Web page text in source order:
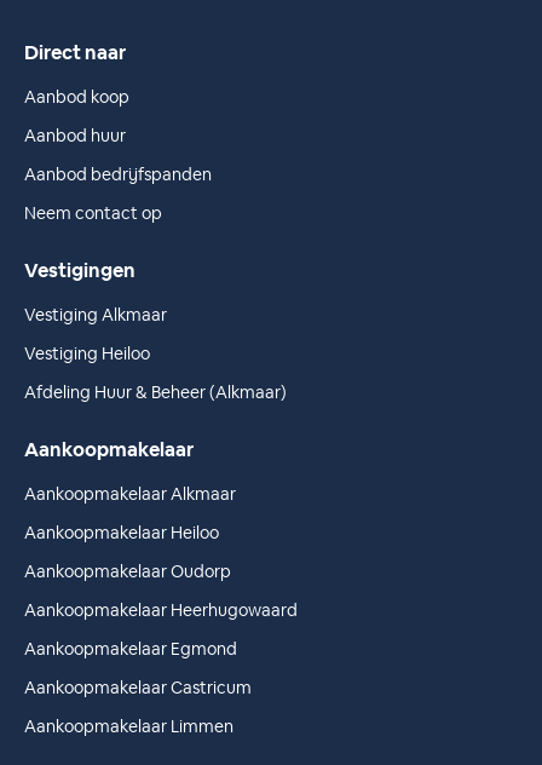
Direct naar
Aanbod koop
Aanbod huur
Aanbod bedrijfspanden
Neem contact op
Vestigingen
Vestiging Alkmaar
Vestiging Heiloo
Afdeling Huur & Beheer (Alkmaar)
Aankoopmakelaar
Aankoopmakelaar Alkmaar
Aankoopmakelaar Heiloo
Aankoopmakelaar Oudorp
Aankoopmakelaar Heerhugowaard
Aankoopmakelaar Egmond
Aankoopmakelaar Castricum
Aankoopmakelaar Limmen